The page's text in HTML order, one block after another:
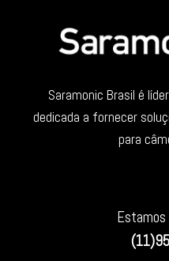
Saramonic Brasil é
dedicada a fornecer
para
Estamos